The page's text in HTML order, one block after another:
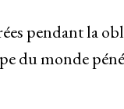
pendant la
du monde